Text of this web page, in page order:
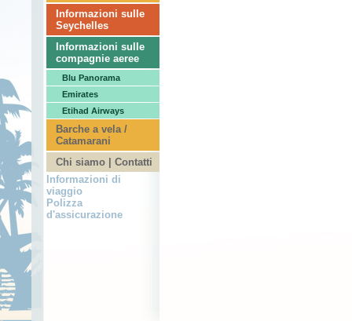
Informazioni sulle
Seychelles
Informazioni sulle
compagnie aeree
Blu Panorama
Emirates
Etihad Airways
Barche a vela /
Catamarani
Chi siamo | Contatti
Informazioni di
viaggio
Polizza
d'assicurazione